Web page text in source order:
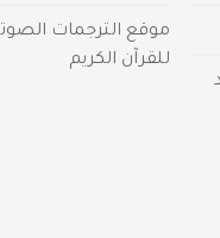
موقع الترجمات
للقرآن الكريم